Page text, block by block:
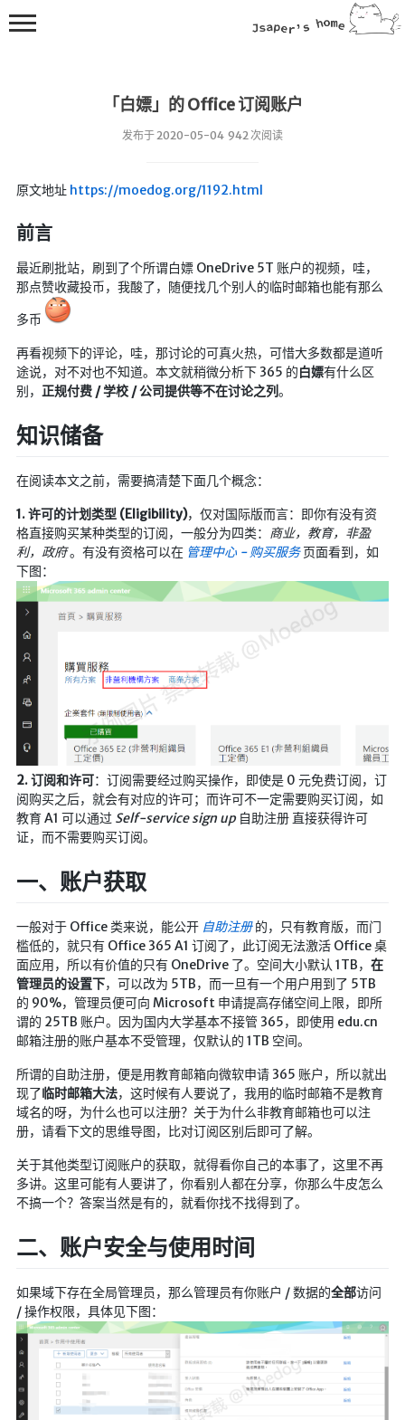
「白嫖」的 Office 订阅账户
发布于 2020-05-04 942 次阅读
原文地址 https://moedog.org/1192.html
前言
最近刷批站，刷到了个所谓白嫖 OneDrive 5T 账户的视频，哇，
那点赞收藏投币，我酸了，随便找几个别人的临时邮箱也能有那么
多币
再看视频下的评论，哇，那讨论的可真火热，可惜大多数都是道听
途说，对不对也不知道。本文就稍微分析下 365 的白嫖有什么区
别， 正规付费 / 学校 / 公司提供等不在讨论之列。
知识储备
在阅读本文之前，需要搞清楚下面几个概念：
1. 许可的计划类型 (Eligibility)，仅对国际版而言：即你有没有资
格直接购买某种类型的订阅，一般分为四类： 商业，教育，非盈
利，政府。有没有资格可以在 管理中心 - 购买服务页面看到，如
下图：
2. 订阅和许可：订阅需要经过购买操作，即使是 0 元免费订阅，订
阅购买之后，就会有对应的许可；而许可不一定需要购买订阅，如
教育 A1 可以通过 Self-service sign up自助注册 直接获得许可
证，而不需要购买订阅。
一、账户获取
一般对于 Office 类来说，能公开 自助注册的，只有教育版，而门
槛低的，就只有 Office 365 A1 订阅了，此订阅无法激活 Office 桌
面应用，所以有价值的只有 OneDrive 了。空间大小默认 1TB， 在
管理员的设置下，可以改为 5TB，而一旦有一个用户用到了 5TB
的 90%，管理员便可向 Microsoft 申请提高存储空间上限，即所
谓的 25TB 账户。因为国内大学基本不接管 365，即使用 edu.cn
邮箱注册的账户基本不受管理，仅默认的 1TB 空间。
所谓的自助注册，便是用教育邮箱向微软申请 365 账户，所以就出
现了临时邮箱大法，这时候有人要说了，我用的临时邮箱不是教育
域名的呀，为什么也可以注册？关于为什么非教育邮箱也可以注
册，请看下文的思维导图，比对订阅区别后即可了解。
关于其他类型订阅账户的获取，就得看你自己的本事了，这里不再
多讲。这里可能有人要讲了，你看别人都在分享，你那么牛皮怎么
不搞一个？答案当然是有的，就看你找不找得到了。
二、账户安全与使用时间
如果域下存在全局管理员，那么管理员有你账户 / 数据的全部访问
/ 操作权限，具体见下图：
🔥排行榜
合集网
鱼塘热榜
暗网导航
简易代理
网页代理
网页代理备用
Google访问助手
🎬在线影视
影视导航
星视界
影视无广告
在线影视备用
在线影视 备用1
在线影视 备用2
英美日韩剧
导航站
在线影视(失效)
电影下载
视频教程
直播聚合
📺在线电视
视频解析
盒子软件
盒子软件国内下载
🎵音乐播放
器
随便听听
音乐下载2
音乐播放下载
音乐下载备用一
音乐下载备用二